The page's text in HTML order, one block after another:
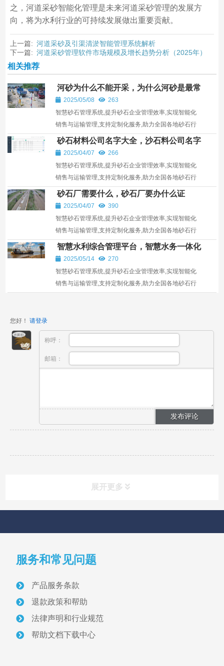
之，河道采砂智能化管理是未来河道采砂管理的发展方
向，将为水利行业的可持续发展做出重要贡献。
上一篇: 河道采砂及引渠清淤智能管理系统解析
下一篇: 河道采砂管理软件市场规模及增长趋势分析（2025年）
相关推荐
河砂为什么不能开采，为什么河砂是最常
用的2025/05/08
263
智慧砂石管理系统,提升砂石企业管理效率,实现智能化
销售与运输管理,支持定制化服务,助力全国各地砂石行
业发展。
砂石材料公司名字大全，沙石料公司名字
大全2025/04/07
266
智慧砂石管理系统,提升砂石企业管理效率,实现智能化
销售与运输管理,支持定制化服务,助力全国各地砂石行
业发展。
砂石厂需要什么，砂石厂要办什么证
2025/04/07
390
智慧砂石管理系统,提升砂石企业管理效率,实现智能化
销售与运输管理,支持定制化服务,助力全国各地砂石行
业发展。
智慧水利综合管理平台，智慧水务一体化
平台2025/05/14
270
智慧砂石管理系统,提升砂石企业管理效率,实现智能化
销售与运输管理,支持定制化服务,助力全国各地砂石行
您好！ 请登录
称呼：
邮箱：
展开更多
快速导航 NAV
首页
关于我们
智慧砂场建设案例
服务和常见问题
产品服务条款
退款政策和帮助
法律声明和行业规范
帮助文档下载中心